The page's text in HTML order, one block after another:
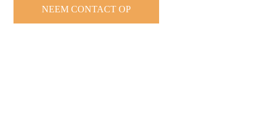
NEEM CONTACT OP